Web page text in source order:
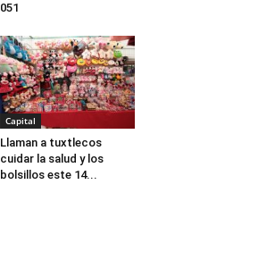
051
Capital
Llaman a tuxtlecos
cuidar la salud y los
bolsillos este 14...